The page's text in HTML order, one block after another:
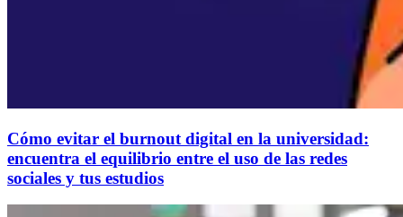
Cómo evitar el burnout digital en la universidad:
encuentra el equilibrio entre el uso de las redes
sociales y tus estudios